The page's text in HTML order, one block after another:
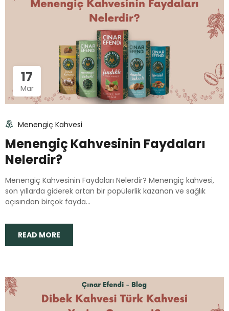
17
Mar
Menengiç Kahvesi
Menengiç Kahvesinin Faydaları
Nelerdir?
Menengiç Kahvesinin Faydaları Nelerdir? Menengiç kahvesi,
son yıllarda giderek artan bir popülerlik kazanan ve sağlık
açısından birçok fayda...
READ MORE